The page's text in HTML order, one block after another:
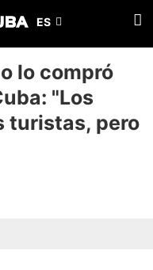
lo compró
"Los
turistas, pero